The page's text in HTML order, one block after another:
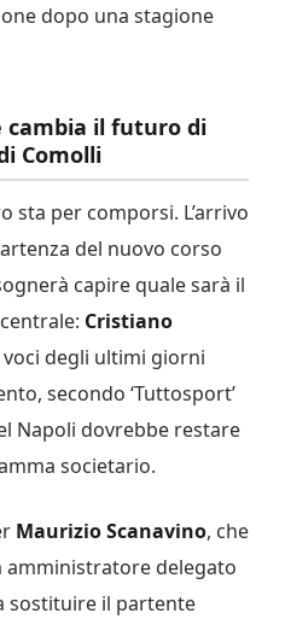
dopo una stagione
cambia il futuro di
Comolli
sta per comporsi. L’arrivo
del nuovo corso
capire quale sarà il
Cristiano
degli ultimi giorni
secondo ‘Tuttosport’
Napoli dovrebbe restare
societario.
MaurizioScanavino, che
delegato
sostituire il partente